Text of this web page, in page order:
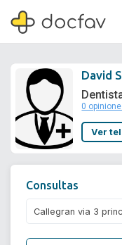
David
0
Ver
Consultas